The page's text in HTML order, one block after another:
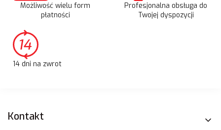
Możliwość wielu form
płatności
Profesjonalna obsługa do
Twojej dyspozycji
14 dni na zwrot
Linki w stopce
Kontakt